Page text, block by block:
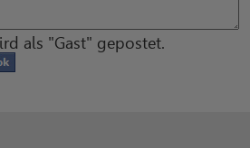
als "Gast" gepostet.